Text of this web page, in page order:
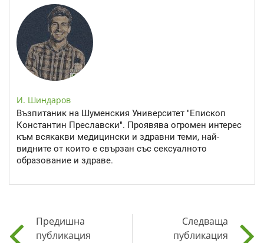
И. Шиндаров
Възпитаник на Шуменския Университет "Епископ
Константин Преславски". Проявява огромен интерес
към всякакви медицински и здравни теми, най-
видните от които е свързан със сексуалното
образование и здраве.
Предишна
публикация
Следваща
публикация